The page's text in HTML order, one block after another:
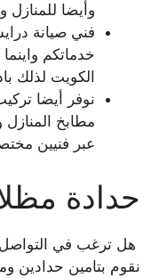
وأيضا للمنازل
فني صيانة
خدماتكم
الكويت لذلك
نوفر أيضا
مطابخ المنازل
عبر فنيين
حدادة
هل ترغب في
نقوم بتامين حدادين